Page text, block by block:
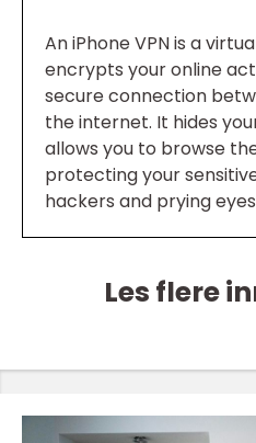
An iPhone VPN is a
encrypts your online
secure connection
the internet. It hides
allows you to browse
protecting your
hackers and prying
Les flere